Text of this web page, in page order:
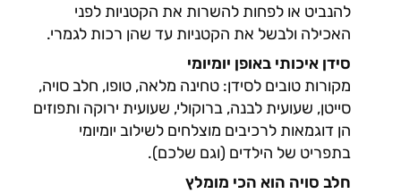
להנביט או לפחות להשרות את הקטניות לפני
האכילה ולבשל את הקטניות עד שהן רכות לגמרי.
סידן איכותי באופן יומיומי
מקורות טובים לסידן: טחינה מלאה, טופו, חלב סויה,
סייטן, שעועית לבנה, ברוקולי, שעועית ירוקה ותפוזים
הן דוגמאות לרכיבים מוצלחים לשילוב יומיומי
בתפריט של הילדים (וגם שלכם).
חלב סויה הוא הכי מומלץ